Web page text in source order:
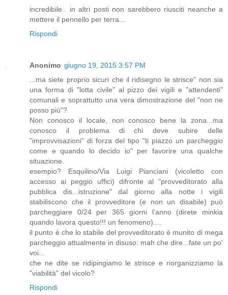
incredibile.. in altri posti non sarebbero riusciti neanche a
mettere il pennello per terra...
Rispondi
Anonimo giugno 19, 2015 3:57 PM
...ma siete proprio sicuri che il ridisegno le strisce" non sia
una forma di "lotta civile" al pizzo dei vigili e "attendenti"
comunali e soprattutto una vera dimostrazione del "non ne
posso più"?
Non conosco il locale, non conosco bene la zona...ma
conosco il problema di chi deve subire delle
"improvvisazioni" di forza del tipo "ti piazzo un parcheggio
come e quando lo decido io" per favorire una qualche
situazione.
esempio? Esquilino/Via Luigi Pianciani (vicoletto con
accesso ai peggio uffici) difronte al "provveditorato alla
pubblica dis...istruzione" dal giorno alla notte i vigili
stabiliscono che il provveditore (e non un disabile) può
parcheggiare 0/24 per 365 giorni l'anno (direte minkia
quando lavora questo!!! un fenomeno)....
il punto è che lo stabile del provveditorato è munito di mega
parcheggio attualmente in disuso: mah che dire...fate un po'
voi...
che ne dite se ridipingiamo le strisce e riorganizziamo la
"viabilità" del vicolo?
Rispondi